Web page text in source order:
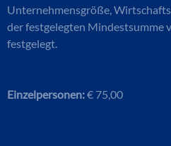
Unternehmensgröße,
der festgelegten Mindestsumme
festgelegt.
Einzelpersonen:€ 75,00